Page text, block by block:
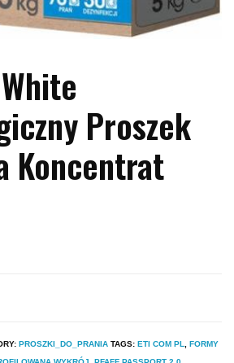
Proszek
Koncentrat
PROSZKI_DO_PRANIA TAGS: ETI COM PL
FORMY